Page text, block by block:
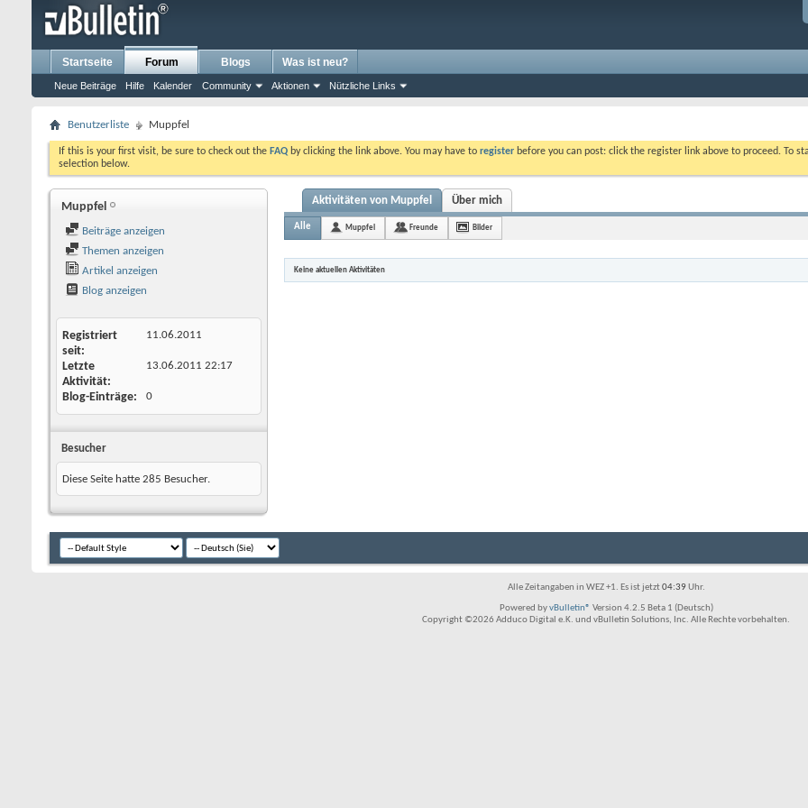
Startseite Forum
Neue Beiträge Hilfe Kalender Community Aktionen Nützliche Links
Blogs Was ist neu?
Benutzerliste Muppfel
If this is your first visit, be sure to check out the FAQ by clicking the link above. You may have to register before you can post: click the register link above to proceed. To
selection below.
Muppfel
Beiträge anzeigen
Themen anzeigen
Artikel anzeigen
Blog anzeigen
Registriert
seit
11.06.2011
Letzte
Aktivität
13.06.2011 22:17
Blog-Einträge 0
Besucher
Diese Seite hatte 285 Besucher.
Aktivitäten von Muppfel Über mich
Alle Muppfel Freunde Bilder
Keine aktuellen Aktivitäten
Alle Zeitangaben in WEZ +1. Es ist jetzt04:39Uhr.
Powered byvBulletin® Version 4.2.5 Beta 1 (Deutsch)
Copyright ©2026 Adduco Digital e.K. und vBulletin Solutions, Inc. Alle Rechte vorbehalten.